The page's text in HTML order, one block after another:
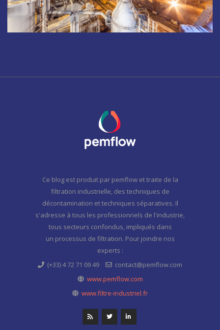
Ce blog est produit par pemflow et traite de la
filtration industrielle, des techniques de
décontamination et techniques séparatives. Il
s'adresse à tous les professionnels de l'industrie,
tous secteurs confondus, impliqués dans
un processus de filtration. Pour joindre nos
experts :
(+33) 4 72 71 09 49
contact@pemflow.com
www.pemflow.com
www.filtre-industriel.fr